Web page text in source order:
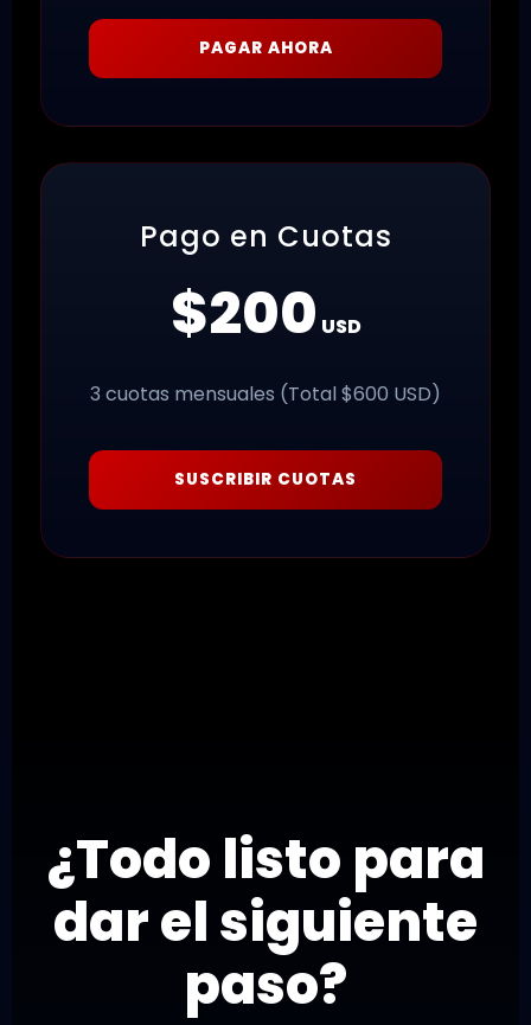
PAGAR AHORA
Pago en Cuotas
$200 USD
3 cuotas mensuales (Total $600 USD)
SUSCRIBIR CUOTAS
¿Todo listo para
dar el siguiente
paso?